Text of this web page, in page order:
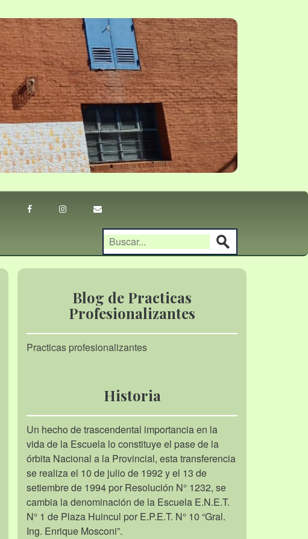
Blog de Practicas
Profesionalizantes
Practicas profesionalizantes
Historia
Un hecho de trascendental importancia en la
vida de la Escuela lo constituye el pase de la
órbita Nacional a la Provincial, esta transferencia
se realiza el 10 de julio de 1992 y el 13 de
setiembre de 1994 por Resolución N° 1232, se
cambia la denominación de la Escuela E.N.E.T.
N° 1 de Plaza Huincul por E.P.E.T. N° 10 “Gral.
Ing. Enrique Mosconi”.